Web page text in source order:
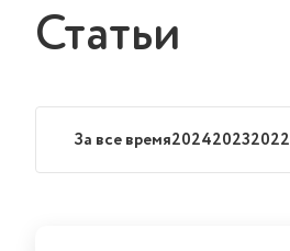
Статьи
За все время202420232022